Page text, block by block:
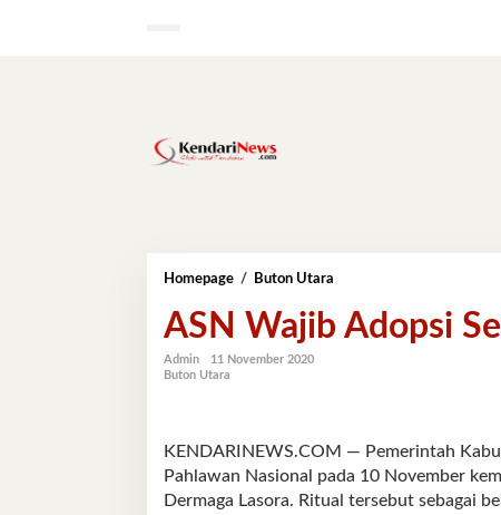
Homepage / Buton Utara
Adopsi
Semangat
ASN Wajib Adopsi
Admin
11 November 2020
Buton Utara
KENDARINEWS.COM — Pemerintah
Pahlawan Nasional pada 10 November
Dermaga Lasora. Ritual tersebut sebagai